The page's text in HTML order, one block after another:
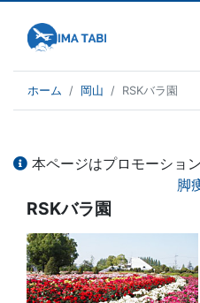
ホーム 岡山 RSKバラ園
本ページはプロモーショ
脚
RSKバラ園